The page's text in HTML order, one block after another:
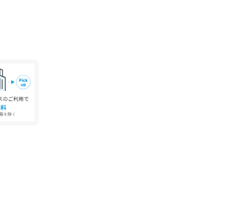
品に不良が無い場合に限り出荷させ